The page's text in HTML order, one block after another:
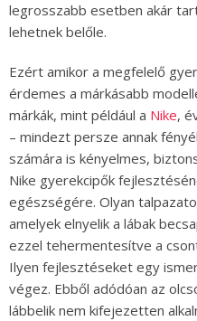
legrosszabb esetben akár
lehetnek belőle.
Ezért amikor a megfelelő
érdemes a márkásabb
márkák, mint például a Nike,
– mindezt persze annak
számára is kényelmes,
Nike gyerekcipők
egészségére. Olyan
amelyek elnyelik a lábak
ezzel tehermentesítve a
Ilyen fejlesztéseket egy
végez. Ebből adódóan az
lábbelik nem kifejezetten